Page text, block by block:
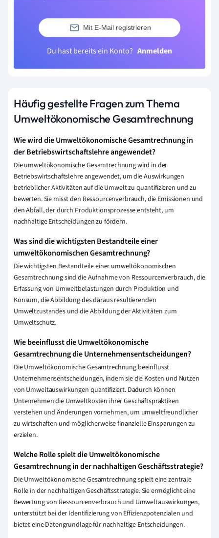
Mit E-Mail registrieren
Du hast bereits ein Konto? Anmelden
Häufig gestellte Fragen zum Thema
Umweltökonomische Gesamtrechnung
Wie wird die Umweltökonomische Gesamtrechnung in
der Betriebswirtschaftslehre angewendet?
Die umweltökonomische Gesamtrechnung wird in der
Betriebswirtschaftslehre angewendet, um die Auswirkungen
betrieblicher Aktivitäten auf die Umwelt zu quantifizieren und zu
bewerten. Sie misst den Ressourcenverbrauch, die Emissionen und
den Abfall, der durch Produktionsprozesse entsteht, um
nachhaltige Entscheidungen zu fördern.
Was sind die wichtigsten Bestandteile einer
umweltökonomischen Gesamtrechnung?
Die wichtigsten Bestandteile einer umweltökonomischen
Gesamtrechnung sind die Aufnahme von Ressourcenverbrauch, die
Erfassung von Umweltbelastungen durch Produktion und
Konsum, die Abbildung des daraus resultierenden
Umweltzustandes und die Abbildung der Aktivitäten zum
Umweltschutz.
Wie beeinflusst die Umweltökonomische
Gesamtrechnung die Unternehmensentscheidungen?
Die Umweltökonomische Gesamtrechnung beeinflusst
Unternehmensentscheidungen, indem sie die Kosten und Nutzen
von Umweltauswirkungen quantifiziert. Dadurch können
Unternehmen die Umweltkosten ihrer Geschäftspraktiken
verstehen und Änderungen vornehmen, um umweltfreundlicher
zu wirtschaften und möglicherweise finanzielle Einsparungen zu
erzielen.
Welche Rolle spielt die Umweltökonomische
Gesamtrechnung in der nachhaltigen Geschäftsstrategie?
Die Umweltökonomische Gesamtrechnung spielt eine zentrale
Rolle in der nachhaltigen Geschäftsstrategie. Sie ermöglicht eine
Bewertung von Ressourcenverbrauch und Umweltauswirkungen,
unterstützt bei der Identifizierung von Effizienzpotenzialen und
bietet eine Datengrundlage für nachhaltige Entscheidungen.